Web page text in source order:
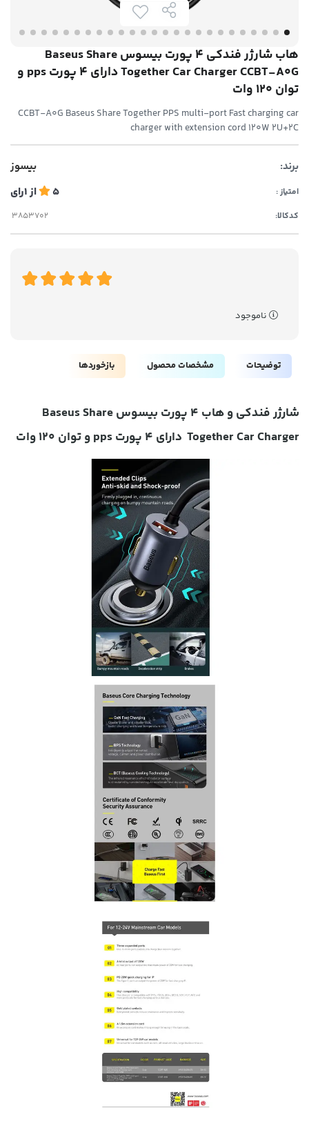
هاب شارژر فندکی 4 پورت بیسوس Baseus Share
Together Car Charger CCBT-A0G دارای 4 پورت pps و
توان 120 وات
CCBT-A0G Baseus Share Together PPS multi-port Fast charging car
charger with extension cord 120W 2U+2C
برند: بیسوز
امتیاز : 5 از1رای
کدکالا:
ناموجود
توضیحات مشخصات محصول بازخوردها
شارژر فندکی و هاب 4 پورت بیسوس Baseus Share
Together Car Charger دارای 4 پورت pps و توان 120 وات